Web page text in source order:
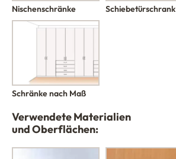
Nischenschränke Schiebetürschrank
Schränke nach Maß
Verwendete Materialien
und Oberflächen: